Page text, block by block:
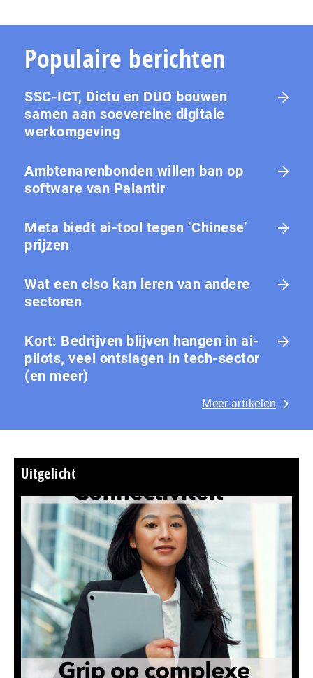
Populaire berichten
SSC-ICT, Dictu en DUO bouwen
samen aan soevereine digitale
werkomgeving
Ambtenarenbonden willen ban op
software van Palantir
Meta biedt ai-tool tegen ‘Chinese’
prijzen
Wat een ciso kan leren van andere
sectoren
Kort: Bedrijven blijven hangen in ai-
pilots, veel ontslagen in tech-sector
(en meer)
Meer artikelen
Uitgelicht